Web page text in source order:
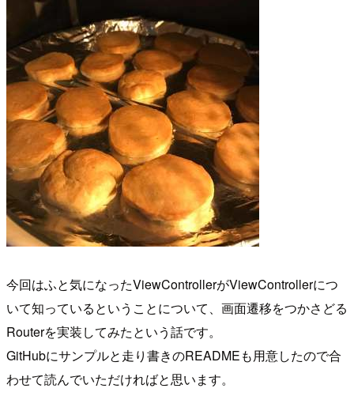
今回はふと気になったViewControllerがViewControllerにつ
いて知っているということについて、画面遷移をつかさどる
Routerを実装してみたという話です。
GitHubにサンプルと走り書きのREADMEも用意したので合
わせて読んでいただければと思います。